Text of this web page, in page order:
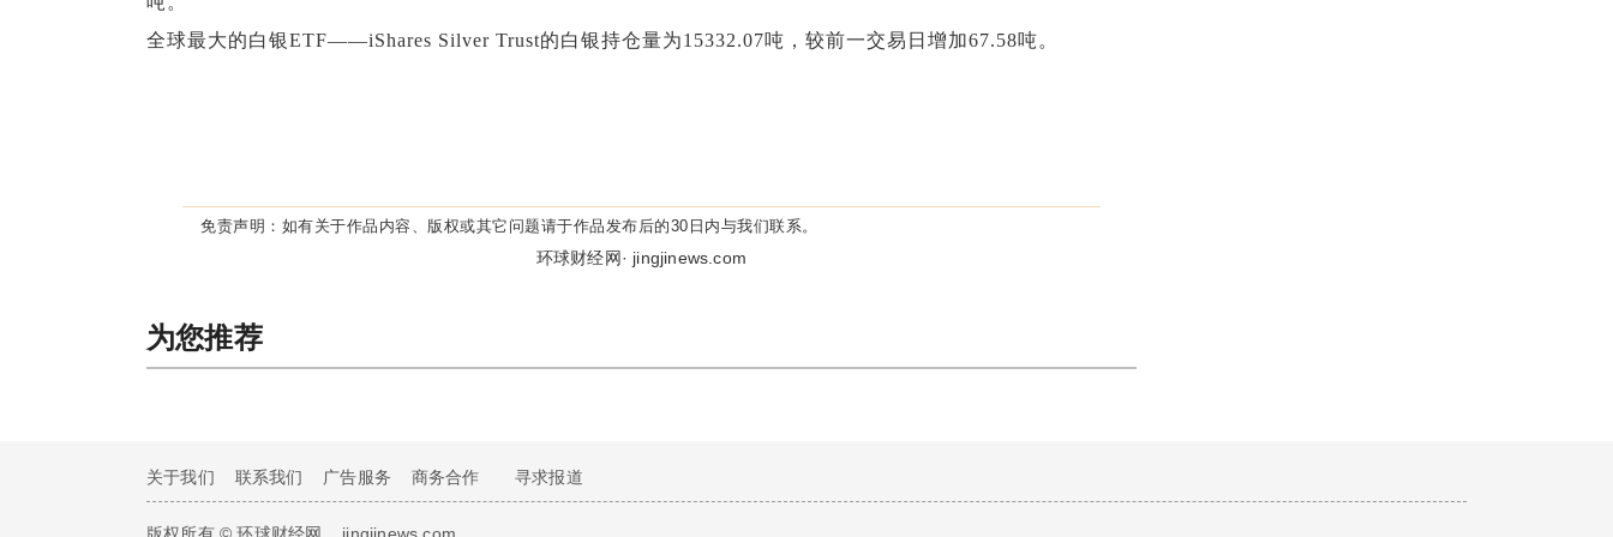
全球最大的白银ETF——iShares Silver Trust的白银持仓量为15332.07吨，较前一交易日增加67.58吨。
免责声明： 如有关于作品内容、版权或其它问题请于作品发布后的30日内与我们联系。
环球财经网· jingjinews.com
为您推荐
关于我们 联系我们 广告服务 商务合作 寻求报道